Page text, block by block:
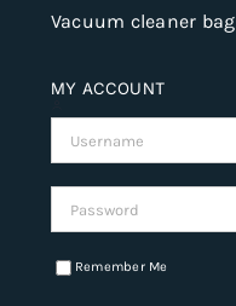
Vacuum cleaner bag
MY ACCOUNT
Username:
Password:
Remember Me